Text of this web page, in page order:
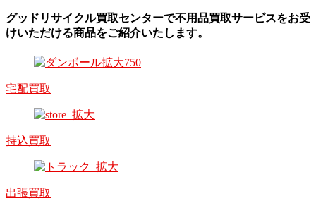
グッドリサイクル買取センターで不用品買取サービスをお受
けいただける商品をご紹介いたします。
宅配買取
持込買取
出張買取